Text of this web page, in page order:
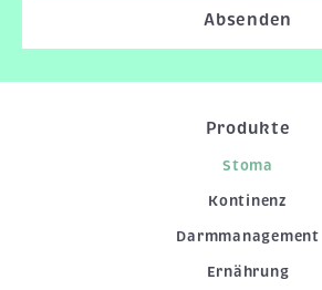
Absenden
Produkte
Stoma
Kontinenz
Darmmanagement
Ernährung